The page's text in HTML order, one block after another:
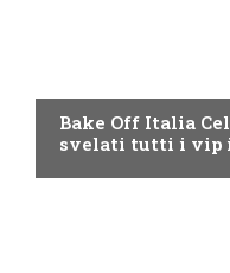
Bake Off Italia
svelati tutti i vip